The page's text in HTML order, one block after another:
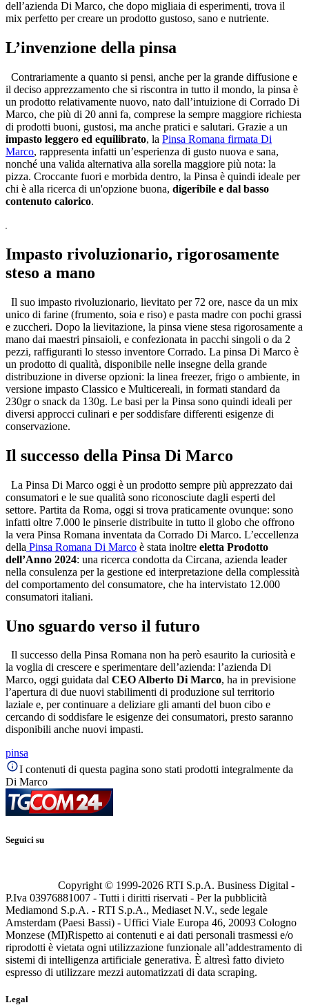
dell’azienda Di Marco, che dopo migliaia di esperimenti, trova il
mix perfetto per creare un prodotto gustoso, sano e nutriente.
L’invenzione della pinsa
Contrariamente a quanto si pensi, anche per la grande diffusione e
il deciso apprezzamento che si riscontra in tutto il mondo, la pinsa è
un prodotto relativamente nuovo, nato dall’intuizione di Corrado Di
Marco, che più di 20 anni fa, comprese la sempre maggiore richiesta
di prodotti buoni, gustosi, ma anche pratici e salutari. Grazie a un
impasto leggero ed equilibrato, la Pinsa Romana firmata Di
Marco, rappresenta infatti un’esperienza di gusto nuova e sana,
nonché una valida alternativa alla sorella maggiore più nota: la
pizza. Croccante fuori e morbida dentro, la Pinsa è quindi ideale per
chi è alla ricerca di un'opzione buona, digeribile e dal basso
contenuto calorico.
Impasto rivoluzionario, rigorosamente
steso a mano
Il suo impasto rivoluzionario, lievitato per 72 ore, nasce da un mix
unico di farine (frumento, soia e riso) e pasta madre con pochi grassi
e zuccheri. Dopo la lievitazione, la pinsa viene stesa rigorosamente a
mano dai maestri pinsaioli, e confezionata in pacchi singoli o da 2
pezzi, raffiguranti lo stesso inventore Corrado. La pinsa Di Marco è
un prodotto di qualità, disponibile nelle insegne della grande
distribuzione in diverse opzioni: la linea freezer, frigo o ambiente, in
versione impasto Classico e Multicereali, in formati standard da
230gr o snack da 130g. Le basi per la Pinsa sono quindi ideali per
diversi approcci culinari e per soddisfare differenti esigenze di
conservazione.
Il successo della Pinsa Di Marco
La Pinsa Di Marco oggi è un prodotto sempre più apprezzato dai
consumatori e le sue qualità sono riconosciute dagli esperti del
settore. Partita da Roma, oggi si trova praticamente ovunque: sono
infatti oltre 7.000 le pinserie distribuite in tutto il globo che offrono
la vera Pinsa Romana inventata da Corrado Di Marco. L’eccellenza
della Pinsa Romana Di Marco è stata inoltre eletta Prodotto
dell’Anno 2024: una ricerca condotta da Circana, azienda leader
nella consulenza per la gestione ed interpretazione della complessità
del comportamento del consumatore, che ha intervistato 12.000
consumatori italiani.
Uno sguardo verso il futuro
Il successo della Pinsa Romana non ha però esaurito la curiosità e
la voglia di crescere e sperimentare dell’azienda: l’azienda Di
Marco, oggi guidata dal CEO Alberto Di Marco, ha in previsione
l’apertura di due nuovi stabilimenti di produzione sul territorio
laziale e, per continuare a deliziare gli amanti del buon cibo e
cercando di soddisfare le esigenze dei consumatori, presto saranno
disponibili anche nuovi impasti.
pinsa
I contenuti di questa pagina sono stati prodotti integralmente da
Di Marco
Seguici su
Copyright © 1999-2026 RTI S.p.A. Business Digital -
P.Iva 03976881007 - Tutti i diritti riservati - Per la pubblicità
Mediamond S.p.A. - RTI S.p.A., Mediaset N.V., sede legale
Amsterdam (Paesi Bassi) - Uffici Viale Europa 46, 20093 Cologno
Monzese (MI)Rispetto ai contenuti e ai dati personali trasmessi e/o
riprodotti è vietata ogni utilizzazione funzionale all’addestramento di
sistemi di intelligenza artificiale generativa. È altresì fatto divieto
espresso di utilizzare mezzi automatizzati di data scraping.
Legal